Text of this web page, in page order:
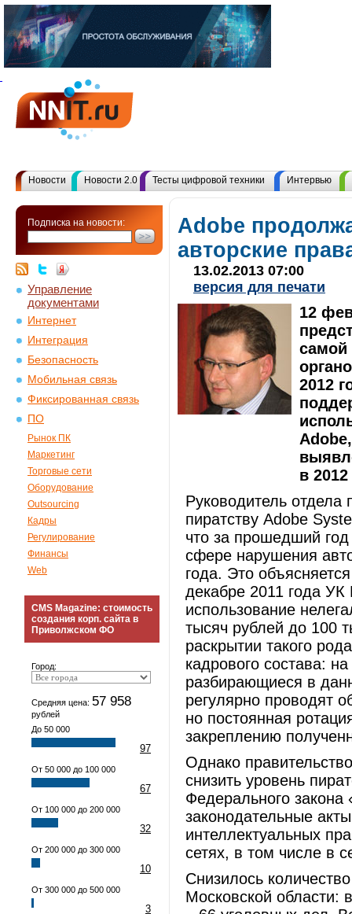
Новости Новости 2.0 Тесты цифровой техники Интервью
Подписка на новости:
Управление
документами
Интернет
Интеграция
Безопасность
Мобильная связь
Фиксированная связь
ПО
Рынок ПК
Маркетинг
Торговые сети
Оборудование
Outsourcing
Кадры
Регулирование
Финансы
Web
CMS Magazine: стоимость
создания корп. сайта в
Приволжском ФО
Город:
Средняя цена: 57 958
рублей
До 50 000
97
От 50 000 до 100 000
67
От 100 000 до 200 000
32
От 200 000 до 300 000
10
От 300 000 до 500 000
3
Adobe
авторские
13.02.2013 07:00
версия для печати
12
самой
2012
в 2012
Руководитель отдела
пиратству Adobe
что за прошедший
сфере нарушения
года. Это
декабре 2011 года
использование
тысяч рублей до 100
раскрытии такого
кадрового состава:
разбирающиеся в
регулярно проводят
но постоянная
закреплению
Однако
снизить уровень
Федерального
законодательные
интеллектуальных
сетях, в том числе в
Снизилось
Московской области: